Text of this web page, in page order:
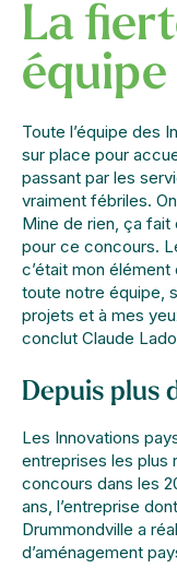
La
équipe
Toute l’équipe des
sur place pour
passant par les
vraiment fébriles.
Mine de rien, ça fait
pour ce concours.
c’était mon
toute notre équipe,
projets et à mes
conclut Claude
Depuis plus
Les Innovations
entreprises les plus
concours dans les
ans, l’entreprise
Drummondville a
d’aménagement